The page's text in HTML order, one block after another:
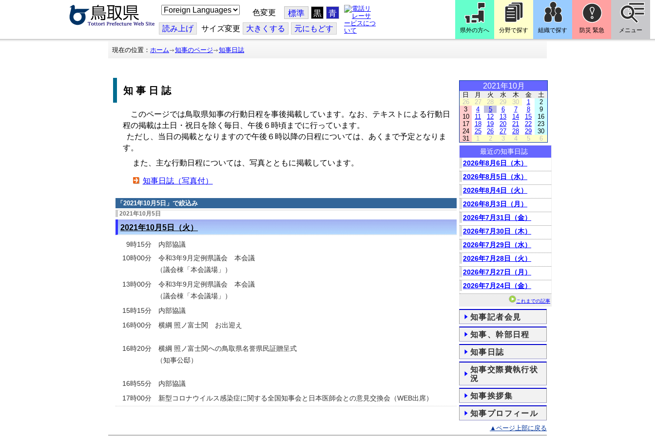
こ
の
ジ
を
翻
色変更 標準 黒 青
読み上げ サイズ変更 大きくする 元にもどす 県外の方へ 分野で探す 組織で探す 防災 緊急 メニュー
現在の位置： ホーム 知事のページ 知事日誌
知事日誌
このページでは鳥取県知事の行動日程を事後掲載しています。なお、テキストによる行動日
程の掲載は土日・祝日を除く毎日、午後６時頃までに行っています。
ただし、当日の掲載となりますので午後６時以降の日程については、あくまで予定となりま
す。
また、主な行動日程については、写真とともに掲載しています。
知事日誌（写真付）
「 2021年10月5日 」で絞込み
2021年10月5日
2021年10月5日（火）
9時15分 内部協議
10時00分 令和3年9月定例県議会 本会議
（議会棟「本会議場」）
13時00分 令和3年9月定例県議会 本会議
（議会棟「本会議場」）
15時15分 内部協議
16時00分 横綱 照ノ富士関 お出迎え
16時20分 横綱 照ノ富士関への鳥取県名誉県民証贈呈式
（知事公邸）
16時55分 内部協議
17時00分 新型コロナウイルス感染症に関する全国知事会と日本医師会との意見交換会（WEB出席）
2021年10月
日 月 火 水 木 金
土
26
27 28 29 30 1
2
3
4 5 6 7 8
9
10
11 12 13 14 15
16
17
18 19 20 21 22
23
24
25 26 27 28 29
30
31
1 2 3 4 5 6
最近の知事日誌
2026年8月6日（木）
2026年8月5日（水）
2026年8月4日（火）
2026年8月3日（月）
2026年7月31日（金）
2026年7月30日（木）
2026年7月29日（水）
2026年7月28日（火）
2026年7月27日（月）
2026年7月24日（金）
これまでの記事
知事記者会見
知事、幹部日程
知事日誌
知事交際費執行状
況
知事挨拶集
知事プロフィール
▲ページ上部に戻る